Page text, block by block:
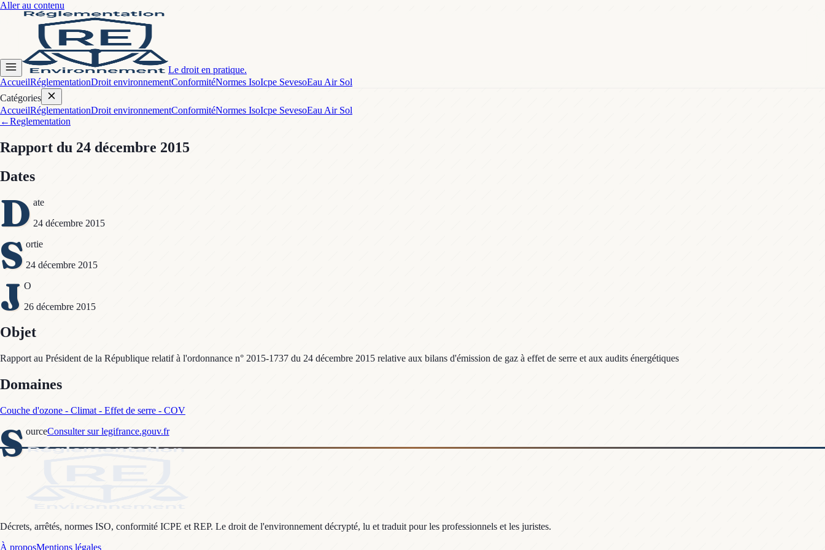
Aller au contenu
Le droit en pratique.
AccueilRéglementationDroit environnementConformitéNormes IsoIcpe SevesoEau Air Sol
Catégories
AccueilRéglementationDroit environnementConformitéNormes IsoIcpe SevesoEau Air Sol
←Reglementation
Rapport du 24 décembre 2015
Dates
D ate
24 décembre 2015
S ortie
24 décembre 2015
J O
26 décembre 2015
Objet
Rapport au Président de la République relatif à l'ordonnance n° 2015-1737 du 24 décembre 2015 relative aux bilans d'émission de gaz à effet de serre et aux audits énergétiques
Domaines
Couche d'ozone - Climat - Effet de serre - COV
S ourceConsulter sur legifrance.gouv.fr
Décrets, arrêtés, normes ISO, conformité ICPE et REP. Le droit de l'environnement décrypté, lu et traduit pour les professionnels et les juristes.
À proposMentions légales